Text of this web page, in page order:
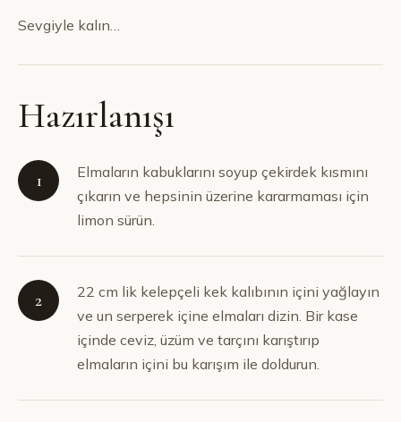
Sevgiyle kalın…
Hazırlanışı
1
Elmaların kabuklarını soyup çekirdek kısmını
çıkarın ve hepsinin üzerine kararmaması için
limon sürün.
2
22 cm lik kelepçeli kek kalıbının içini yağlayın
ve un serperek içine elmaları dizin. Bir kase
içinde ceviz, üzüm ve tarçını karıştırıp
elmaların içini bu karışım ile doldurun.